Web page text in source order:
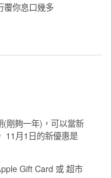
覆你息口幾多
剛夠一年)，可以當新
11月1日的新優惠是
Gift Card 或 超市